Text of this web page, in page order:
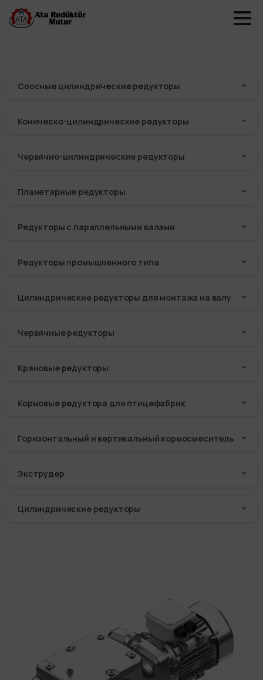
Соосные цилиндрические редукторы
Коническо-цилиндрические редукторы
Червячно-цилиндрические редукторы
Планетарные редукторы
Редукторы с параллельными валами
Редукторы промышленного типа
Цилиндрические редукторы для монтажа на валу
Червячные редукторы
Крановые редукторы
Кормовые редуктора для птицефабрик
Горизонтальный и вертикальный кормосмеситель
Экструдер
Цилиндрические редукторы